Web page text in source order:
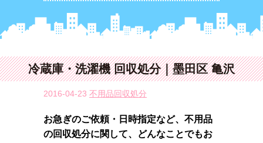
冷蔵庫・洗濯機 回収処分｜墨田区 亀沢
2016-04-23 不用品回収処分
お急ぎのご依頼・日時指定など、不用品
の回収処分に関して、どんなことでもお